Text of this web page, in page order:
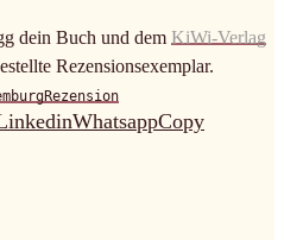
dein Buch und dem KiWi-Verlag
Rezensionsexemplar.
Rezension
WhatsappCopy